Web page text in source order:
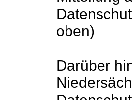
oben)
Darüber